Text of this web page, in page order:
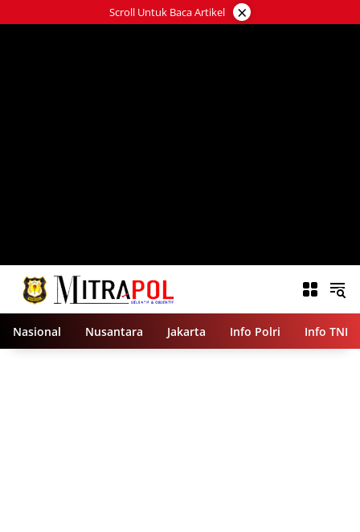
ke
Scroll Untuk Baca Artikel ×
Nasional Nusantara Jakarta Info Polri Info TNI